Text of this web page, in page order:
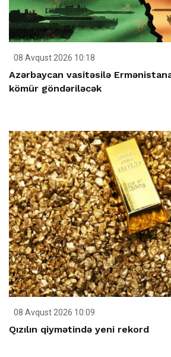
08 Avqust 2026 10:18
Azərbaycan vasitəsilə
kömür göndəriləcək
08 Avqust 2026 10:09
Qızılın qiymətində yeni rekord